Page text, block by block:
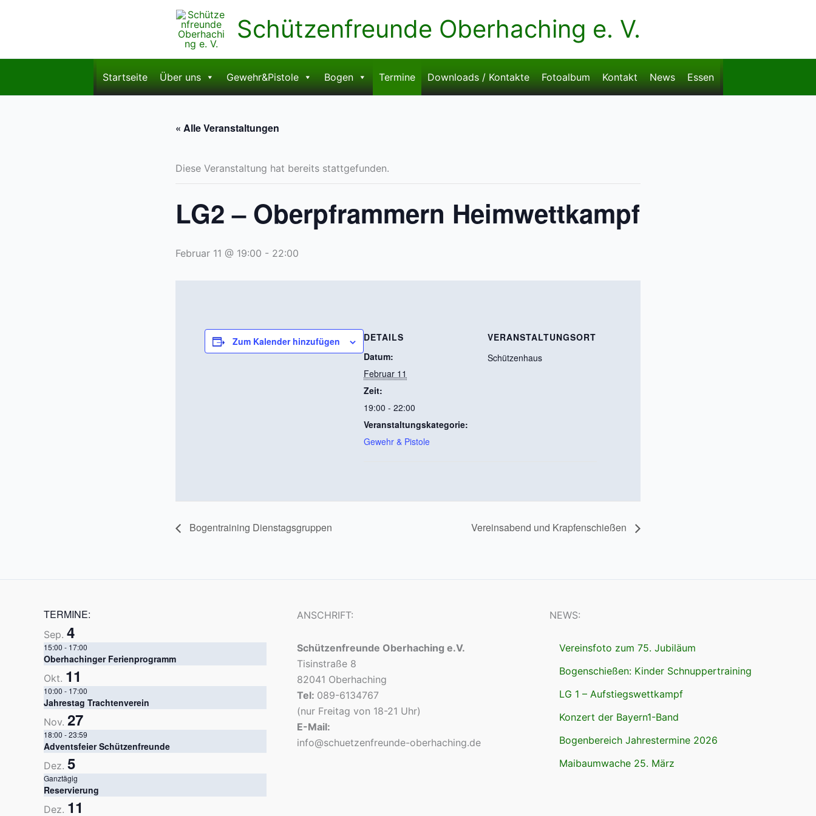
Schützenfreunde Oberhaching e. V.
Startseite Über uns Gewehr&Pistole Bogen Termine Downloads / Kontakte Fotoalbum Kontakt News Essen
« Alle Veranstaltungen
Diese Veranstaltung hat bereits stattgefunden.
LG2 – Oberpframmern Heimwettkampf
Februar 11 @ 19:00 - 22:00
Zum Kalender hinzufügen
DETAILS
Datum:
Februar 11
Zeit:
19:00 - 22:00
Veranstaltungskategorie:
Gewehr & Pistole
VERANSTALTUNGSORT
Schützenhaus
Bogentraining Dienstagsgruppen Vereinsabend und Krapfenschießen
TERMINE:
Sep. 4
15:00 - 17:00
Oberhachinger Ferienprogramm
Okt. 11
10:00 - 17:00
Jahrestag Trachtenverein
Nov. 27
18:00 -23:59
Adventsfeier Schützenfreunde
Dez. 5
Ganztägig
Reservierung
Dez. 11
ANSCHRIFT:
Schützenfreunde Oberhaching e.V.
Tisinstraße 8
82041 Oberhaching
Tel: 089-6134767
(nur Freitag von 18-21 Uhr)
E-Mail:
info@schuetzenfreunde-oberhaching.de
NEWS:
Vereinsfoto zum 75. Jubiläum
Bogenschießen: Kinder Schnuppertraining
LG 1 – Aufstiegswettkampf
Konzert der Bayern1-Band
Bogenbereich Jahrestermine 2026
Maibaumwache 25. März